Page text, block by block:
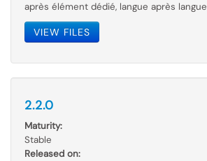
après élément dédié, langue après langue
VIEW FILES
2.2.0
Maturity:
Stable
Released on: